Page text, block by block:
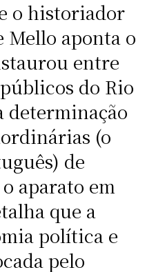
o historiador
Mello aponta o
entre
do Rio
determinação
(o
de
aparato em
que a
política e
pelo